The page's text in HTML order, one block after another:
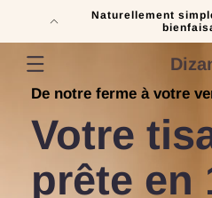
PASSER
Naturellement
De notre ferme à votre
Votre
prête en